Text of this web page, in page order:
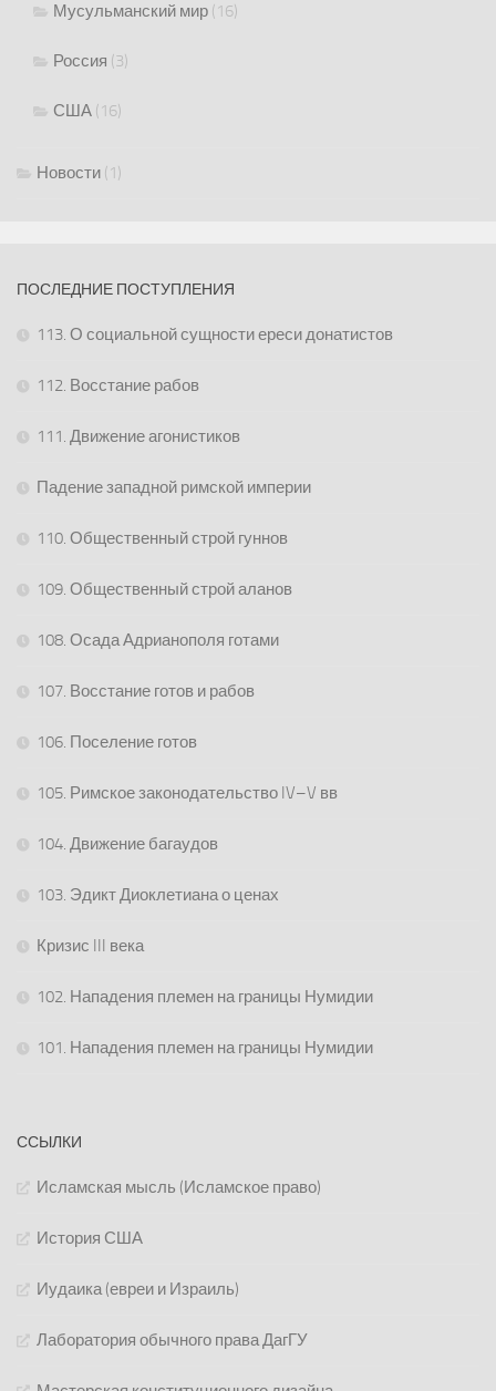
Мусульманский мир (16)
Россия (3)
США (16)
Новости (1)
ПОСЛЕДНИЕ ПОСТУПЛЕНИЯ
113. О социальной сущности ереси донатистов
112. Восстание рабов
111. Движение агонистиков
Падение западной римской империи
110. Общественный строй гуннов
109. Общественный строй аланов
108. Осада Адрианополя готами
107. Восстание готов и рабов
106. Поселение готов
105. Римское законодательство IV–V вв
104. Движение багаудов
103. Эдикт Диоклетиана о ценах
Кризис III века
102. Нападения племен на границы Нумидии
101. Нападения племен на границы Нумидии
ССЫЛКИ
Исламская мысль (Исламское право)
История США
Иудаика (евреи и Израиль)
Лаборатория обычного права ДагГУ